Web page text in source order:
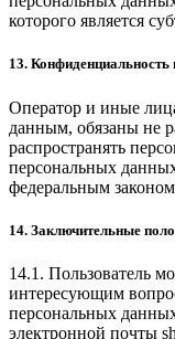
которого является
13.
Оператор и иные
данным, обязаны не
распространять
персональных
федеральным
14. Заключительные
14.1. Пользователь
интересующим
персональных
электронной почты